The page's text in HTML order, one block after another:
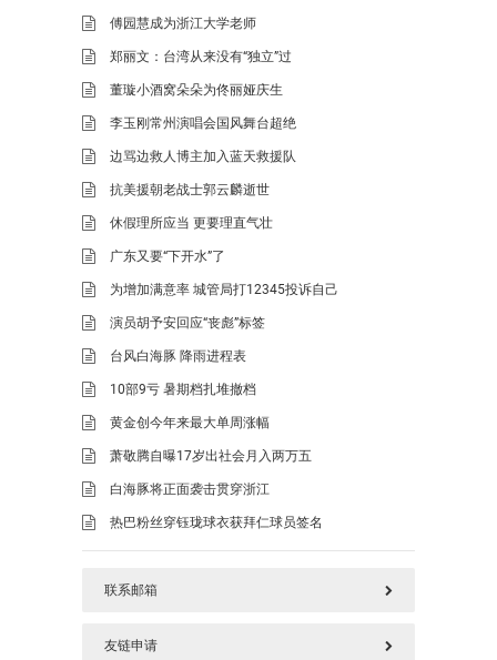
傅园慧成为浙江大学老师
郑丽文：台湾从来没有“独立”过
董璇小酒窝朵朵为佟丽娅庆生
李玉刚常州演唱会国风舞台超绝
边骂边救人博主加入蓝天救援队
抗美援朝老战士郭云麟逝世
休假理所应当 更要理直气壮
广东又要“下开水”了
为增加满意率 城管局打12345投诉自己
演员胡予安回应“丧彪”标签
台风白海豚 降雨进程表
10部9亏 暑期档扎堆撤档
黄金创今年来最大单周涨幅
萧敬腾自曝17岁出社会月入两万五
白海豚将正面袭击贯穿浙江
热巴粉丝穿钰珑球衣获拜仁球员签名
联系邮箱
577125669@qq.com
友链申请